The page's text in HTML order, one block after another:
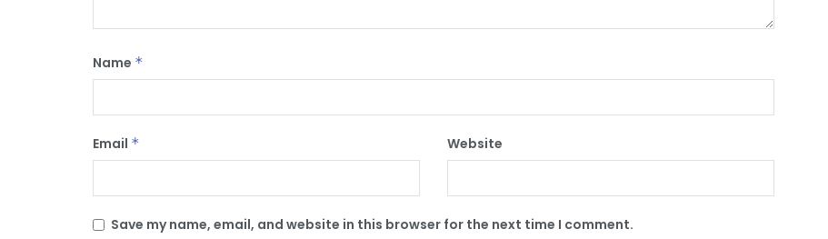
Name *
Email * Website
Save my name, email, and website in this browser for the next time I comment.